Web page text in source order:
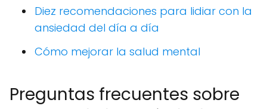
Diez recomendaciones para lidiar con la
ansiedad del día a día
Cómo mejorar la salud mental
Preguntas frecuentes sobre